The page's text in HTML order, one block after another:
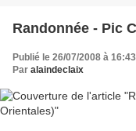
Randonnée - Pic
Publié le 26/07/2008 à 16:43
Par alaindeclaix